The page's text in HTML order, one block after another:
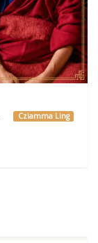
Cziamma Ling